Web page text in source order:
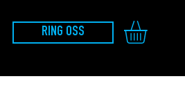
RING OSS